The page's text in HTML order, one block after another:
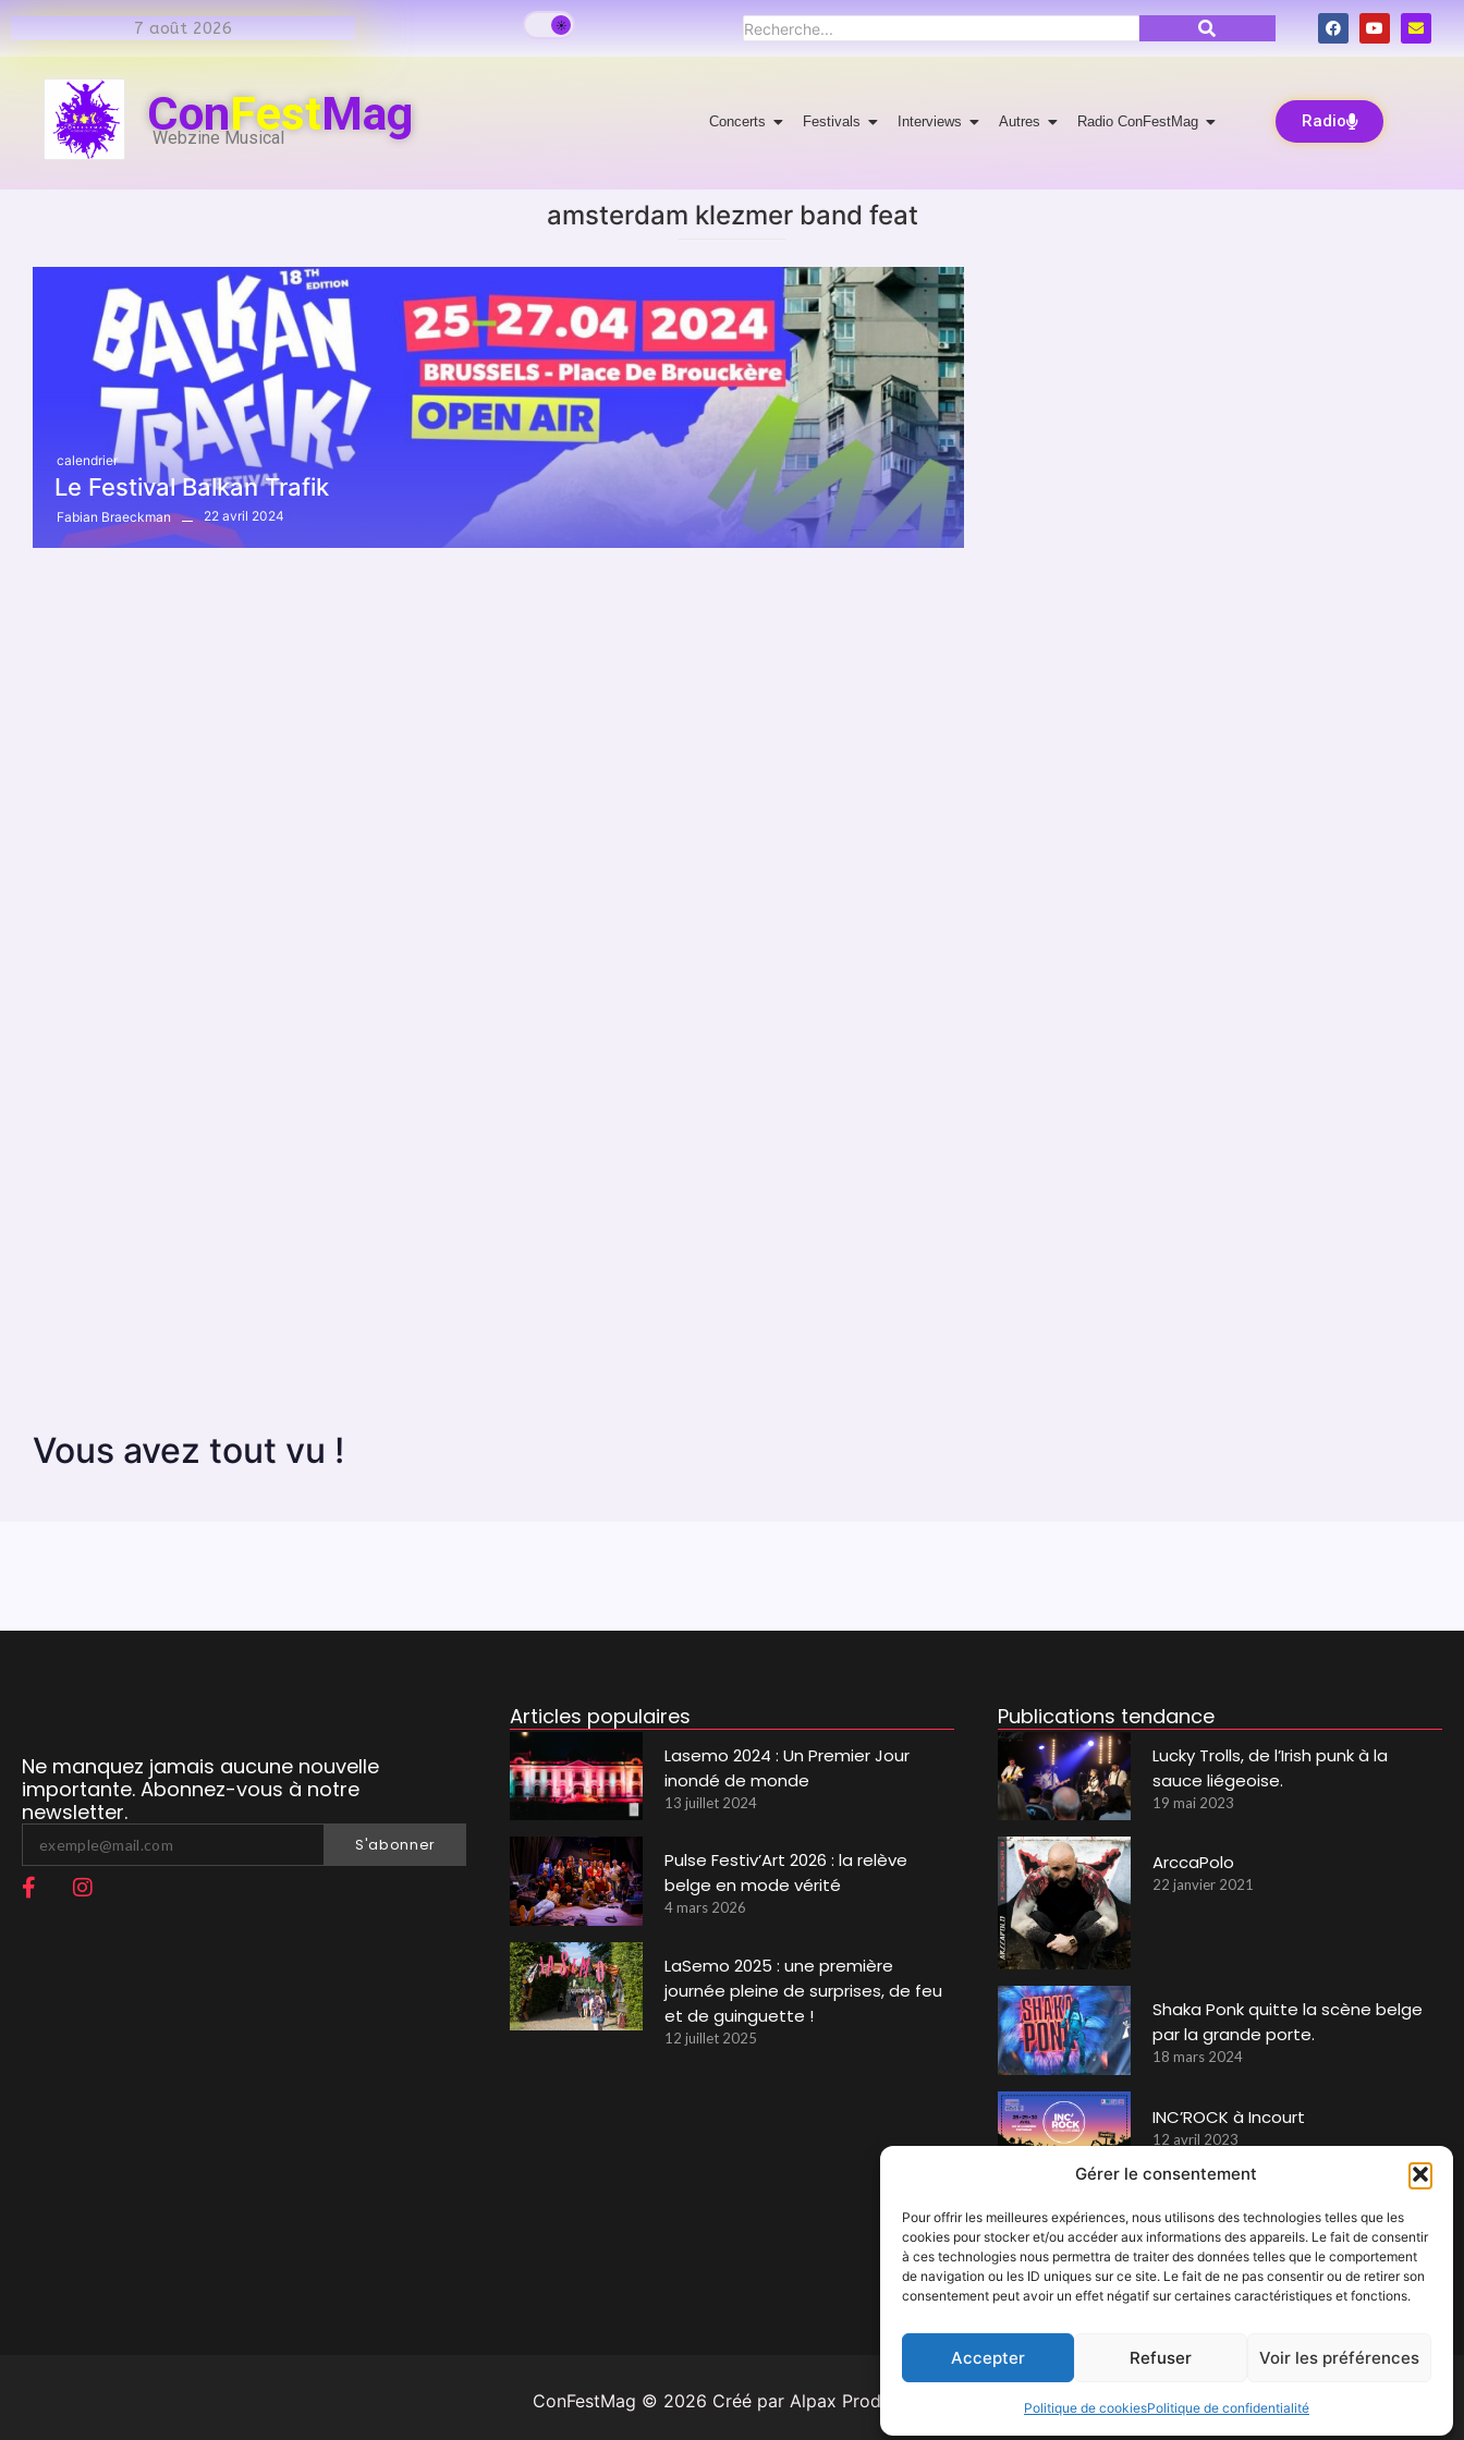
Gérer le consentement
Pour offrir les meilleures expériences, nous utilisons des technologies telles que les
cookies pour stocker et/ou accéder aux informations des appareils. Le fait de consentir
à ces technologies nous permettra de traiter des données telles que le comportement
de navigation ou les ID uniques sur ce site. Le fait de ne pas consentir ou de retirer son
consentement peut avoir un effet négatif sur certaines caractéristiques et fonctions.
Accepter Refuser Voir les préférences
Politique de cookiesPolitique de confidentialité
7 août 2026
ConFestMag
Webzine Musical
Concerts Festivals Interviews Autres Radio ConFestMag Radio
amsterdam klezmer band feat
calendrier
Le Festival Balkan Trafik
Fabian Braeckman 22 avril 2024
Vous avez tout vu !
Ne manquez jamais aucune nouvelle
importante. Abonnez-vous à notre
newsletter.
S'abonner
Articles populaires
Lasemo 2024 : Un Premier Jour
inondé de monde
13 juillet 2024
Pulse Festiv’Art 2026 : la relève
belge en mode vérité
4 mars 2026
LaSemo 2025 : une première
journée pleine de surprises, de feu
et de guinguette !
12 juillet 2025
Publications tendance
Lucky Trolls, de l’Irish punk à la
sauce liégeoise.
19 mai 2023
ArccaPolo
22 janvier 2021
Shaka Ponk quitte la scène belge
par la grande porte.
18 mars 2024
INC’ROCK à Incourt
12 avril 2023
ConFestMag © 2026 Créé par Alpax Production